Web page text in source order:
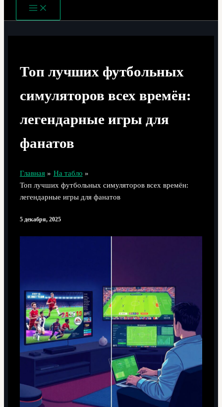
Main
Menu
Топ лучших футбольных
симуляторов всех времён:
легендарные игры для
фанатов
Главная
На табло
Топ лучших футбольных симуляторов всех времён:
легендарные игры для фанатов
5 декабря, 2025